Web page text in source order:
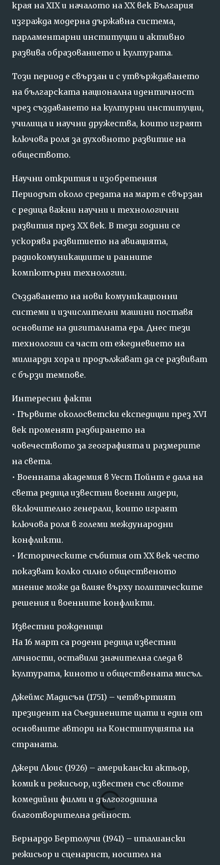
края на XIXи началото на XX век България
изгражда модерна държавна система,
парламентарни институции и активно
развива образованието и културата.
Този период е свързан и сутвърждаването
на българската национална идентичност
чрез създаването на културни институции,
училища и научни дружества, които играят
ключова роля за духовното развитие на
обществото.
Научни открития и изобретения
Периодът около средата на март е свързан
с редица важни научни и технологични
развития през XX век. В тези години се
ускорява развитието на авиацията,
радиокомуникациите и ранните
компютърни технологии.
Създаването на нови комуникационни
системи и изчислителни машини поставя
основите на дигиталната ера. Днес тези
технологии са част от ежедневието на
милиарди хора и продължават да се развиват
с бързи темпове.
Интересни факти
• Първите околосветски експедиции през XVI
век променят разбирането на
човечеството за географията и размерите
на света.
• Военната академия в Уест Пойнт е дала на
света редица известни военни лидери,
включително генерали, които играят
ключова роля в големи международни
конфликти.
• Историческите събития от XX век често
показват колко силно общественото
мнение може да влияе върху политическите
решения и военните конфликти.
Известни рожденици
На 16 март са родени редица известни
личности, оставили значителна следа в
културата, киното и обществената мисъл.
Джеймс Мадисън (1751) – четвъртият
президент на Съединените щати и един от
основните автори на Конституцията на
страната.
Джери Люис (1926) – американски актьор,
комик и режисьор, известен със своите
комедийни филми и дългогодишна
благотворителна дейност.
Бернардо Бертолучи (1941) – италиански
режисьор и сценарист, носителна